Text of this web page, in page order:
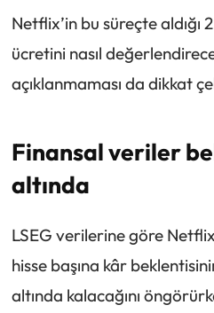
Netflix’in bu süreçte aldığı
ücretini nasıl
açıklanmaması da dikkat
Finansal veriler
altında
LSEG verilerine göre
hisse başına kâr
altında kalacağını